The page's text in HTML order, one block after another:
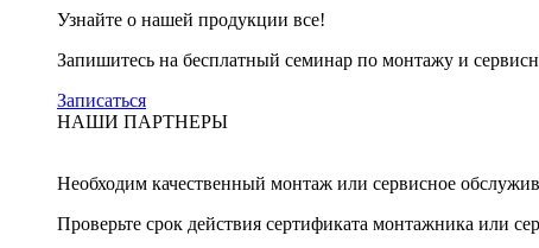
Узнайте о нашей продукции все!
Запишитесь на бесплатный семинар по монтажу и
Записаться
НАШИ ПАРТНЕРЫ
Необходим качественный монтаж или сервисное
Проверьте срок действия сертификата монтажника или